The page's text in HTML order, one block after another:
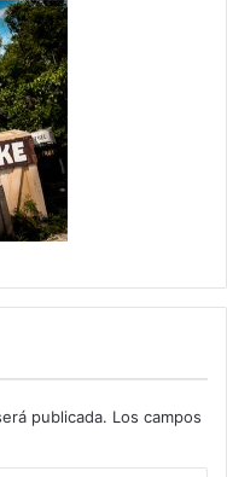
publicada. Los campos